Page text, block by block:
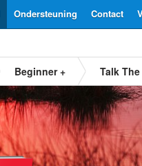
Contact
Ondersteuning
Beginner + Talk